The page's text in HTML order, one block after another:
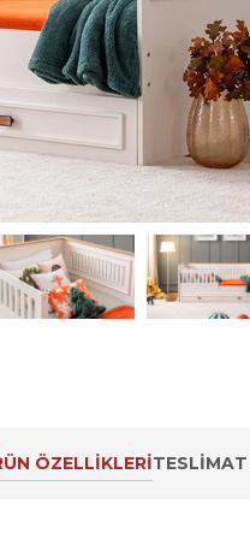
ÖZELLIKLERITESLIMAT